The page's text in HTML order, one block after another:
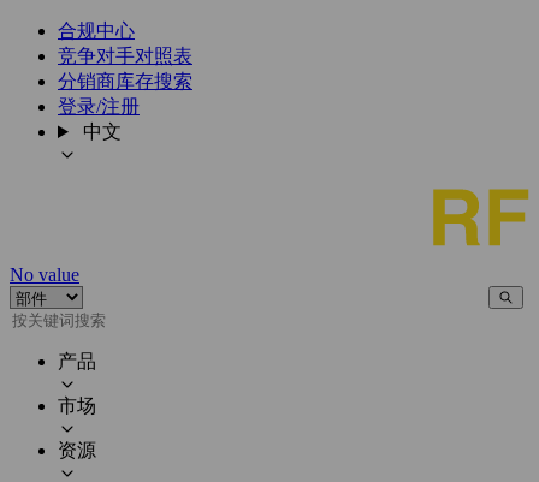
合规中心
竞争对手对照表
分销商库存搜索
登录/注册
中文
No value
产品
市场
资源